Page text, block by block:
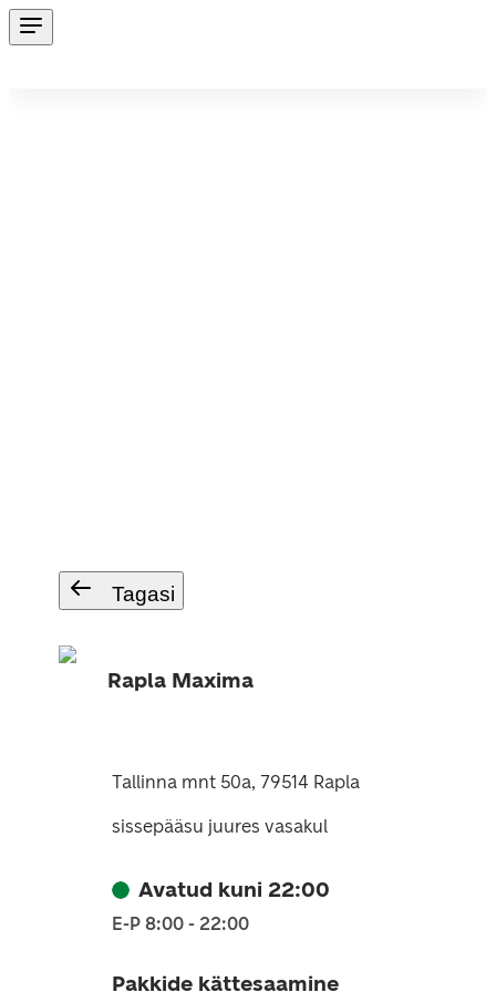
Tagasi
Rapla Maxima
Tallinna mnt 50a, 79514 Rapla
sissepääsu juures vasakul
Avatud kuni 22:00
E-P 8:00 - 22:00
Pakkide kättesaamine